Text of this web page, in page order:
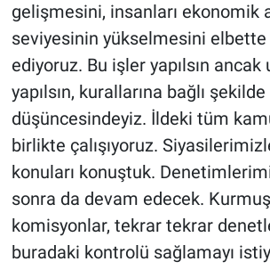
gelişmesini, insanları ekonomik
seviyesinin yükselmesini elbette
ediyoruz. Bu işler yapılsın
yapılsın, kurallarına bağlı
düşüncesindeyiz. İldeki tüm
birlikte çalışıyoruz.
konuları konuştuk.
sonra da devam edecek.
komisyonlar, tekrar tekrar
buradaki kontrolü sağlamayı
Türkiye'nin Gündemi
Yerel Gündem
Yerel Yaşam
Canlı Yayın